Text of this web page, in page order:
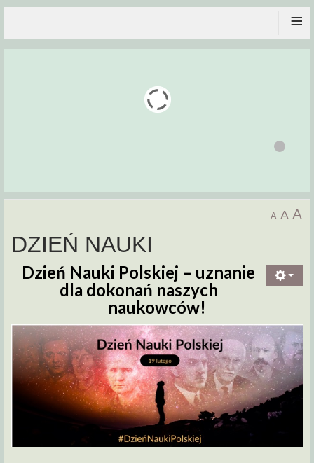
≡
A A A
DZIEŃ NAUKI
Dzień Nauki Polskiej – uznanie
dla dokonań naszych
naukowców!